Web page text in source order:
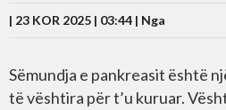
| 23 KOR 2025 | 03:44 | Nga
Sëmundja e pankreasit është
të vështira për t’u kuruar.